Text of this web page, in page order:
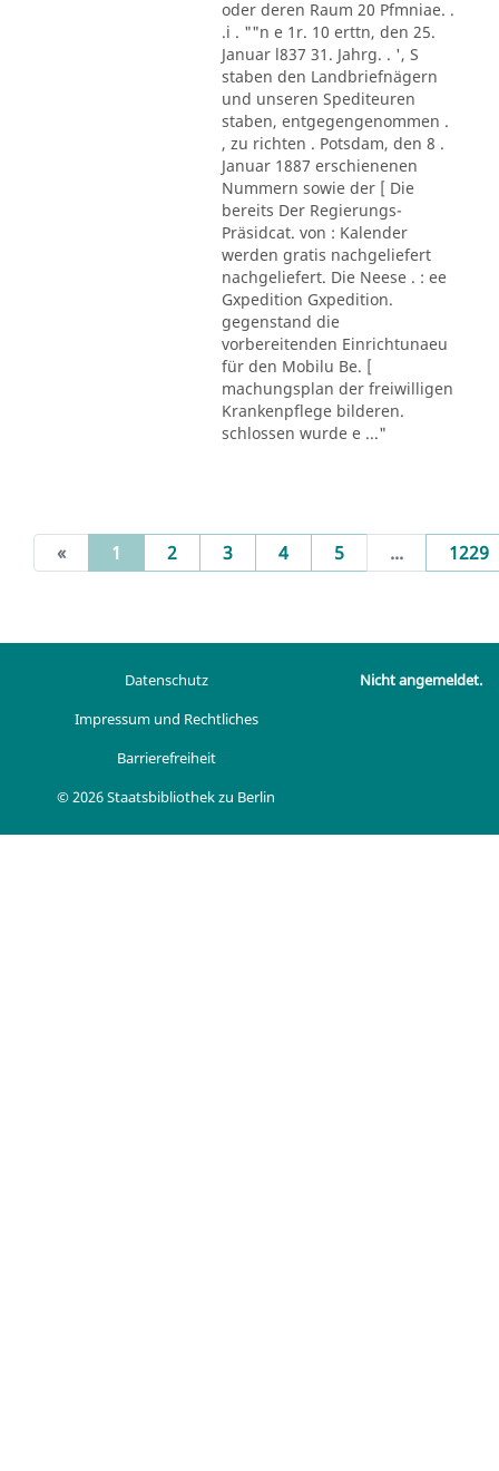
oder deren Raum 20 Pfmniae. .
.i . ""n e 1r. 10 erttn, den 25.
Januar l837 31. Jahrg. . ', S
staben den Landbriefnägern
und unseren Spediteuren
staben, entgegengenommen .
, zu richten . Potsdam, den 8 .
Januar 1887 erschienenen
Nummern sowie der [ Die
bereits Der Regierungs-
Präsidcat. von : Kalender
werden gratis nachgeliefert
nachgeliefert. Die Neese . : ee
Gxpedition Gxpedition.
gegenstand die
vorbereitenden Einrichtunaeu
für den Mobilu Be. [
machungsplan der freiwilligen
Krankenpflege bilderen.
schlossen wurde e ..."
« 1 (current)
2 3 4 5 ... 1229
Datenschutz
Impressum und Rechtliches
Barrierefreiheit
© 2026 Staatsbibliothek zu Berlin
Nicht angemeldet.